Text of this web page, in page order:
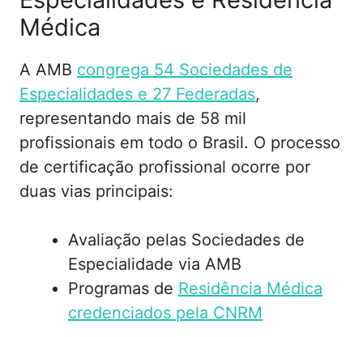
Médica
A AMB congrega 54 Sociedades de
Especialidades e 27 Federadas,
representando mais de 58 mil
profissionais em todo o Brasil. O processo
de certificação profissional ocorre por
duas vias principais:
Avaliação pelas Sociedades de
Especialidade via AMB
Programas de Residência Médica
credenciados pela CNRM